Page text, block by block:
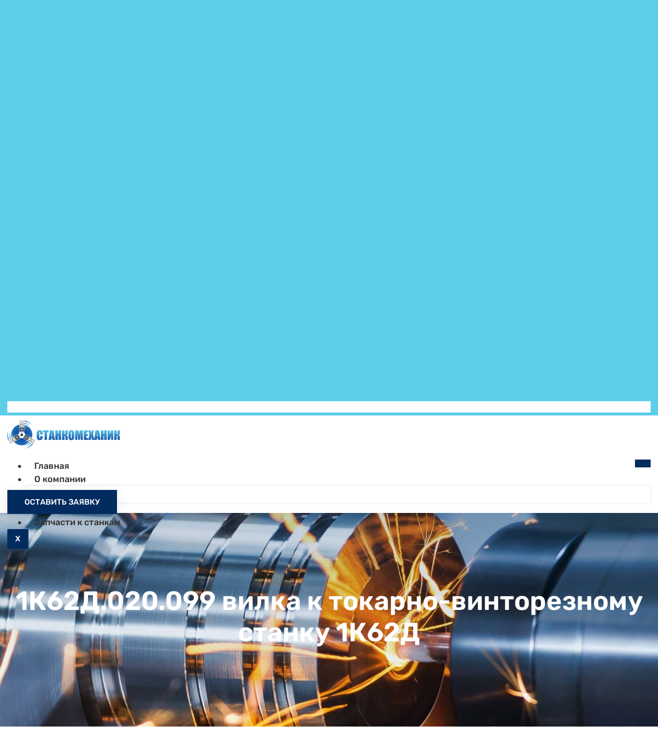
Главная
О компании
Запчасти к станкам
X
ОСТАВИТЬ ЗАЯВКУ
1К62Д.020.099 вилка к токарно-винторезному
станку 1К62Д